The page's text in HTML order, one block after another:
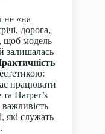
не «на
дорога,
щоб модель
залишалась
працювати
Harper’s
які служать